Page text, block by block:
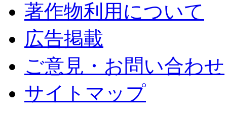
著作物利用について
広告掲載
ご意見・お問い合わせ
サイトマップ